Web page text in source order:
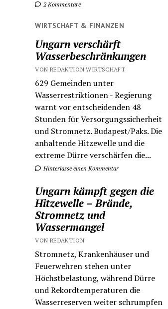
2 Kommentare
WIRTSCHAFT & FINANZEN
Ungarn verschärft
Wasserbeschränkungen
VON REDAKTION WIRTSCHAFT
629 Gemeinden unter
Wasserrestriktionen - Regierung
warnt vor entscheidenden 48
Stunden für Versorgungssicherheit
und Stromnetz. Budapest/Paks. Die
anhaltende Hitzewelle und die
extreme Dürre verschärfen die...
Hinterlasse einen Kommentar
Ungarn kämpft gegen die
Hitzewelle – Brände,
Stromnetz und
Wassermangel
VON REDAKTION
Stromnetz, Krankenhäuser und
Feuerwehren stehen unter
Höchstbelastung, während Dürre
und Rekordtemperaturen die
Wasserreserven weiter schrumpfen